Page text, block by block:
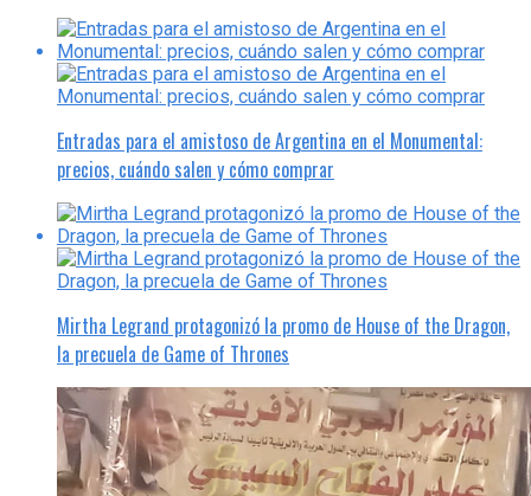
Entradas para el amistoso de Argentina en el Monumental:
precios, cuándo salen y cómo comprar
Mirtha Legrand protagonizó la promo de House of the Dragon,
la precuela de Game of Thrones